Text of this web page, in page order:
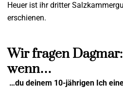
Heuer ist ihr dritter
erschienen.
Wir fragen
wenn…
…du deinem 10-jährigen Ich